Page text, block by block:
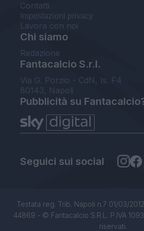
Contatti
Impostazioni privacy
Lavora con noi
Chi siamo
Redazione
Fantacalcio S.r.l.
Via G. Porzio - CdN, Is. F4
80143, Napoli
Pubblicità su
Seguici sui social
Testata reg. Trib. Napoli n.7 01/03/
44869 - © Fantacalcio S.R.L. P.IVA
riservati.